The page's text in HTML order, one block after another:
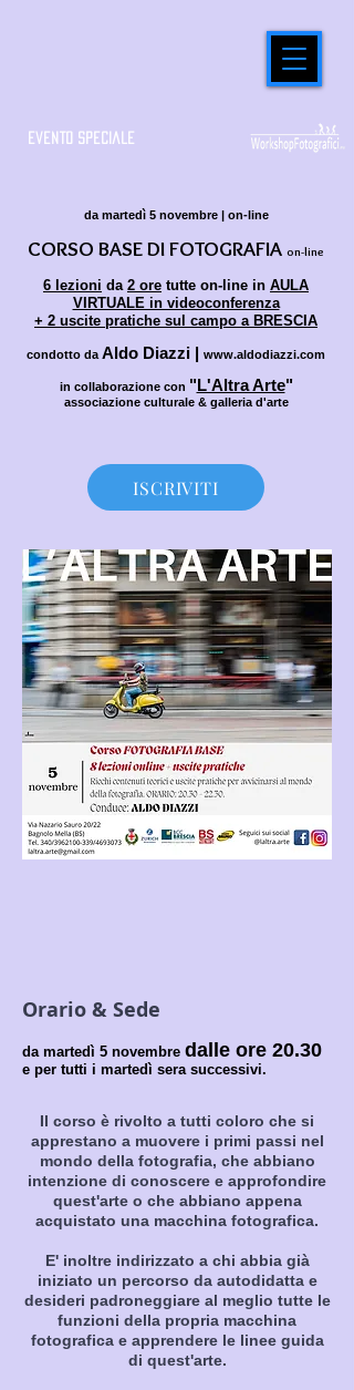
evento speciale
ISCRIVITI
da martedì 5 novembre | on-line
CORSO BASE DI FOTOGRAFIA on-line
6 lezioni da 2 ore tutte on-line in AULA
VIRTUALE in videoconferenza
+ 2 uscite pratiche sul campo a BRESCIA
condotto da Aldo Diazzi | www.aldodiazzi.com
in collaborazione con "L'Altra Arte"
associazione culturale & galleria d'arte
Orario & Sede
da martedì 5 novembre dalle ore 20.30
e per tutti i martedì sera successivi.
Il corso è rivolto a tutti coloro che si
apprestano a muovere i primi passi nel
mondo della fotografia, che abbiano
intenzione di conoscere e approfondire
quest'arte o che abbiano appena
acquistato una macchina fotografica.
E' inoltre indirizzato a chi abbia già
iniziato un percorso da autodidatta e
desideri padroneggiare al meglio tutte le
funzioni della propria macchina
fotografica e apprendere le linee guida
di quest'arte.